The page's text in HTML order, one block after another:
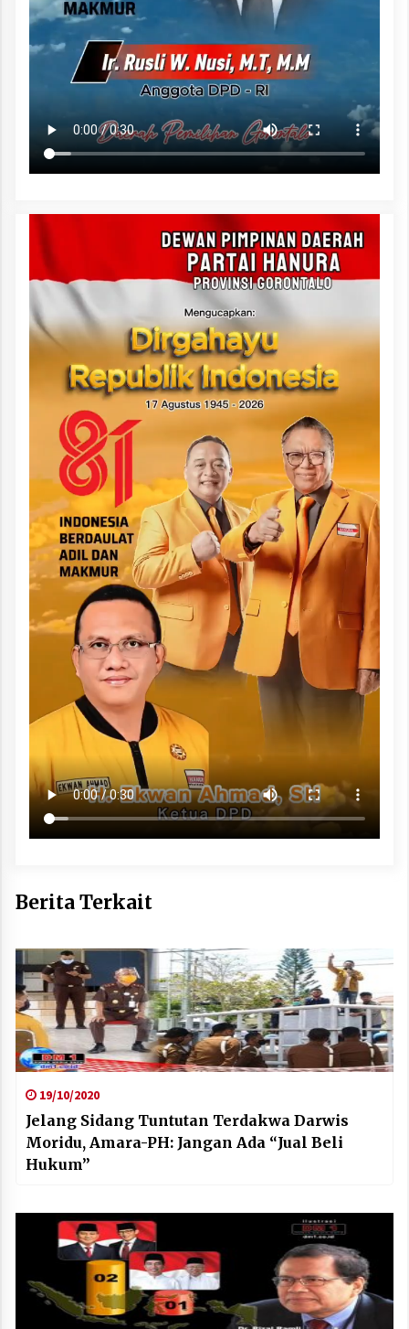
Berita Terkait
19/10/2020
Jelang Sidang Tuntutan Terdakwa Darwis
Moridu, Amara-PH: Jangan Ada “Jual Beli
Hukum”